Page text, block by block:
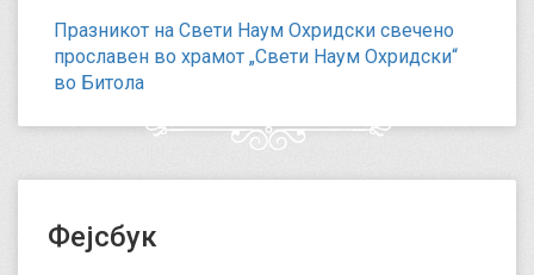
Празникот на Свети Наум Охридски свечено
прославен во храмот „Свети Наум Охридски“
во Битола
Фејсбук